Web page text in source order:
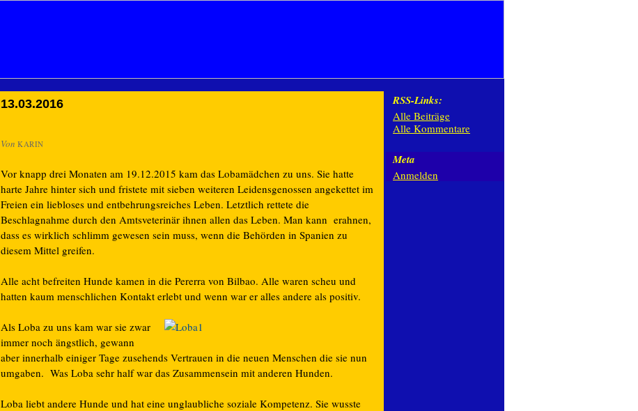
13.03.2016
Von KARIN
Vor knapp drei Monaten am 19.12.2015 kam das Lobamädchen zu uns. Sie hatte
harte Jahre hinter sich und fristete mit sieben weiteren Leidensgenossen angekettet im
Freien ein liebloses und entbehrungsreiches Leben. Letztlich rettete die
Beschlagnahme durch den Amtsveterinär ihnen allen das Leben. Man kann erahnen,
dass es wirklich schlimm gewesen sein muss, wenn die Behörden in Spanien zu
diesem Mittel greifen.
Alle acht befreiten Hunde kamen in die Pererra von Bilbao. Alle waren scheu und
hatten kaum menschlichen Kontakt erlebt und wenn war er alles andere als positiv.
Als Loba zu uns kam war sie zwar
immer noch ängstlich, gewann
aber innerhalb einiger Tage zusehends Vertrauen in die neuen Menschen die sie nun
umgaben. Was Loba sehr half war das Zusammensein mit anderen Hunden.
Loba liebt andere Hunde und hat eine unglaubliche soziale Kompetenz. Sie wusste
RSS-Links:
Alle Beiträge
Alle Kommentare
Meta
Anmelden